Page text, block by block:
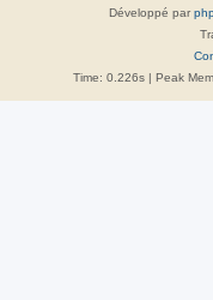
Développé par
Time: 0.226s| Peak